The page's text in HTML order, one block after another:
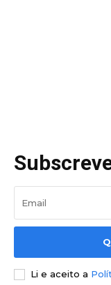
Li e aceito a